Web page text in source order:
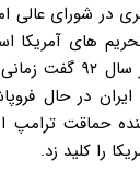
در شورای
تحریم های
ترسیده است.
در حال
حماقت
را کلید زد.